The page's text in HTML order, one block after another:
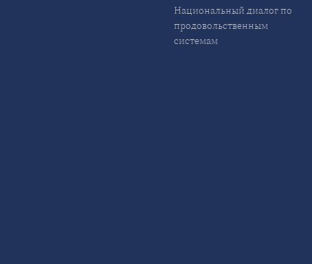
Национальный диалог по
продовольственным
системам